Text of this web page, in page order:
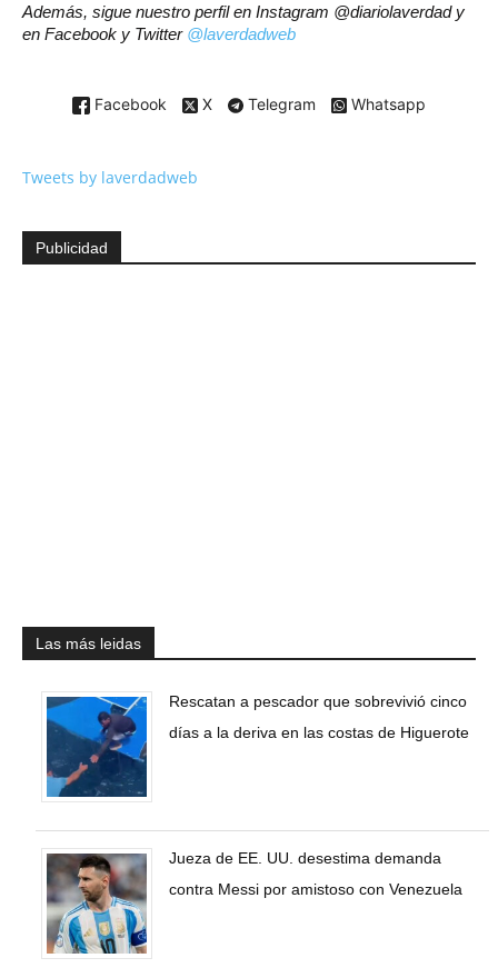
Además, sigue nuestro perfil en Instagram @diariolaverdady
en Facebook y Twitter @laverdadweb
Facebook X Telegram Whatsapp
Tweets by laverdadweb
Publicidad
Las más leidas
Rescatan a pescador que sobrevivió cinco
días a la deriva en las costas de Higuerote
Jueza de EE. UU. desestima demanda
contra Messi por amistoso con Venezuela